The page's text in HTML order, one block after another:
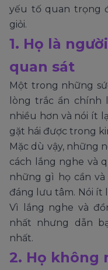
yếu tố quan trọng
giỏi.
1. Họ là
quan sát
Một trong những
lòng trắc ẩn chính
nhiều hơn và nói ít
gặt hái được trong
Mặc dù vậy, những
cách lắng nghe và
những gì họ cần
đáng lưu tâm. Nói ít
Vì lắng nghe và
nhất nhưng dẫn
nhất.
2. Họ không